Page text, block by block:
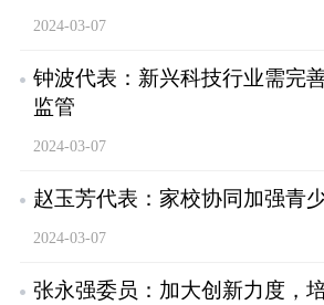
2024-03-07
钟波代表：新兴科技行业需完
监管
2024-03-07
赵玉芳代表：家校协同加强青
2024-03-07
张永强委员：加大创新力度，